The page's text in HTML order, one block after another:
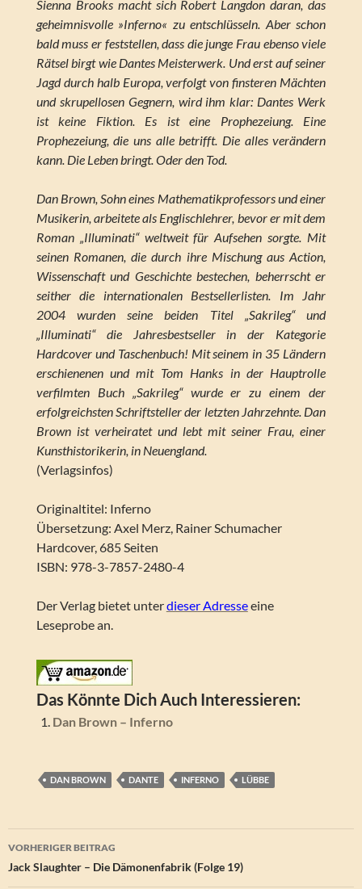
Sienna Brooks macht sich Robert Langdon daran, das
geheimnisvolle »Inferno« zu entschlüsseln. Aber schon
bald muss er feststellen, dass die junge Frau ebenso viele
Rätsel birgt wie Dantes Meisterwerk. Und erst auf seiner
Jagd durch halb Europa, verfolgt von finsteren Mächten
und skrupellosen Gegnern, wird ihm klar: Dantes Werk
ist keine Fiktion. Es ist eine Prophezeiung. Eine
Prophezeiung, die uns alle betrifft. Die alles verändern
kann. Die Leben bringt. Oder den Tod.
Dan Brown, Sohn eines Mathematikprofessors und einer
Musikerin, arbeitete als Englischlehrer, bevor er mit dem
Roman „Illuminati“ weltweit für Aufsehen sorgte. Mit
seinen Romanen, die durch ihre Mischung aus Action,
Wissenschaft und Geschichte bestechen, beherrscht er
seither die internationalen Bestsellerlisten. Im Jahr
2004 wurden seine beiden Titel „Sakrileg“ und
„Illuminati“ die Jahresbestseller in der Kategorie
Hardcover und Taschenbuch! Mit seinem in 35 Ländern
erschienenen und mit Tom Hanks in der Hauptrolle
verfilmten Buch „Sakrileg“ wurde er zu einem der
erfolgreichsten Schriftsteller der letzten Jahrzehnte. Dan
Brown ist verheiratet und lebt mit seiner Frau, einer
Kunsthistorikerin, in Neuengland.
(Verlagsinfos)
Originaltitel: Inferno
Übersetzung: Axel Merz, Rainer Schumacher
Hardcover, 685 Seiten
ISBN: 978-3-7857-2480-4
Der Verlag bietet unterdieser Adresseeine
Leseprobe an.
Das Könnte Dich Auch Interessieren:
Dan Brown – Inferno
DAN BROWN DANTE INFERNO LÜBBE
Beitragsnavigation
VORHERIGER BEITRAG
Jack Slaughter – Die Dämonenfabrik (Folge 19)